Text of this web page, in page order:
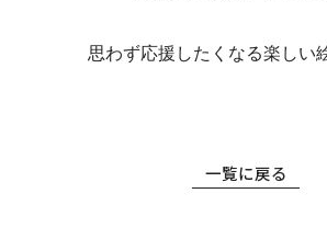
思わず応援したくなる楽しい
一覧に戻る